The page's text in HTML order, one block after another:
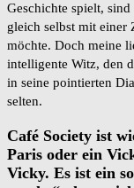
Geschichte spielt,
gleich selbst mit einer
möchte. Doch meine
intelligente Witz, den
in seine pointierten
selten.
Café Society ist
Paris oder ein
Vicky. Es ist ein